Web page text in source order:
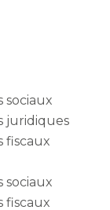
sociaux
juridiques
fiscaux
sociaux
fiscaux